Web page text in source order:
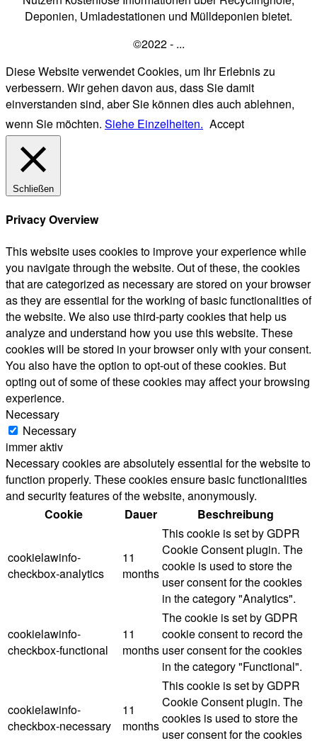
Deponien, Umladestationen und Mülldeponien bietet.
©2022 - ...
Diese Website verwendet Cookies, um Ihr Erlebnis zu
verbessern. Wir gehen davon aus, dass Sie damit
einverstanden sind, aber Sie können dies auch ablehnen,
wenn Sie möchten. Siehe Einzelheiten. Accept
Schließen
Privacy Overview
This website uses cookies to improve your experience while
you navigate through the website. Out of these, the cookies
that are categorized as necessary are stored on your browser
as they are essential for the working of basic functionalities of
the website. We also use third-party cookies that help us
analyze and understand how you use this website. These
cookies will be stored in your browser only with your consent.
You also have the option to opt-out of these cookies. But
opting out of some of these cookies may affect your browsing
experience.
Necessary
Necessary
immer aktiv
Necessary cookies are absolutely essential for the website to
function properly. These cookies ensure basic functionalities
and security features of the website, anonymously.
Cookie
Dauer Beschreibung
cookielawinfo-
checkbox-analytics
11
months
This cookie is set by GDPR
Cookie Consent plugin. The
cookie is used to store the
user consent for the cookies
in the category "Analytics".
cookielawinfo-
checkbox-functional
11
months
The cookie is set by GDPR
cookie consent to record the
user consent for the cookies
in the category "Functional".
cookielawinfo-
checkbox-necessary
11
months
This cookie is set by GDPR
Cookie Consent plugin. The
cookies is used to store the
user consent for the cookies